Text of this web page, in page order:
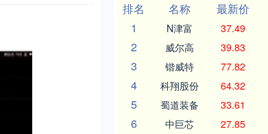
排名
名称 最新价
1
N津富 37.49
2 威尔高 39.83
3 锴威特 77.82
4 科翔股份 64.32
5 蜀道装备 33.61
6 中巨芯 27.85